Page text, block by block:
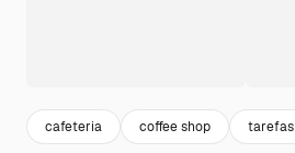
cafeteria coffee shop tarefas